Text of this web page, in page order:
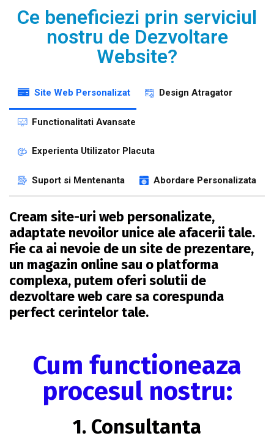
Ce beneficiezi prin serviciul
nostru de Dezvoltare
Website?
Site Web Personalizat Design Atragator
Functionalitati Avansate
Experienta Utilizator Placuta
Suport si Mentenanta Abordare Personalizata
Cream site-uri web personalizate,
adaptate nevoilor unice ale afacerii tale.
Fie ca ai nevoie de un site de prezentare,
un magazin online sau o platforma
complexa, putem oferi solutii de
dezvoltare web care sa corespunda
perfect cerintelor tale.
Cum functioneaza
procesul nostru:
1. Consultanta